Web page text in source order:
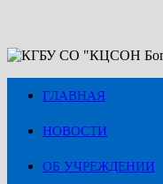
Перейти
к
содержимому
ГЛАВНАЯ
НОВОСТИ
ОБ УЧРЕЖДЕНИИ